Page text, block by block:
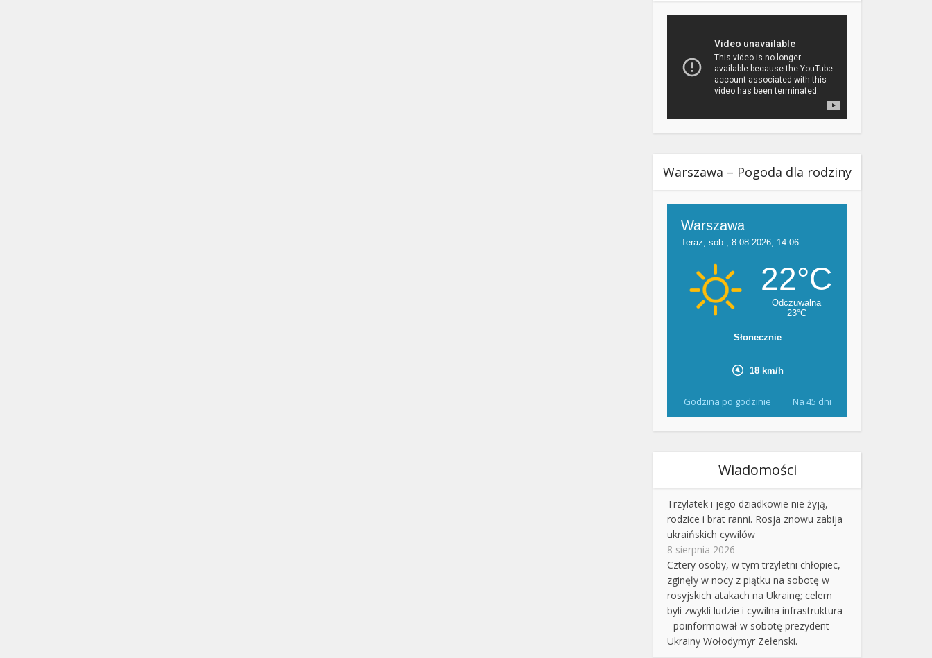
Warszawa – Pogoda dla rodziny
Godzina po godzinie Na 45 dni
Wiadomości
Trzylatek i jego dziadkowie nie żyją,
rodzice i brat ranni. Rosja znowu zabija
ukraińskich cywilów
8 sierpnia 2026
Cztery osoby, w tym trzyletni chłopiec,
zginęły w nocy z piątku na sobotę w
rosyjskich atakach na Ukrainę; celem
byli zwykli ludzie i cywilna infrastruktura
- poinformował w sobotę prezydent
Ukrainy Wołodymyr Zełenski.